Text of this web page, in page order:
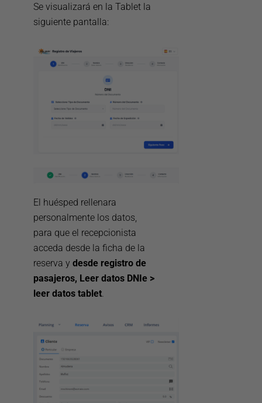
Se visualizará en la Tablet la
siguiente pantalla:
El huésped rellenara
personalmente los datos,
para que el recepcionista
acceda desde la ficha de la
reserva ydesde registro de
pasajeros, Leer datos DNIe >
leer datos tablet